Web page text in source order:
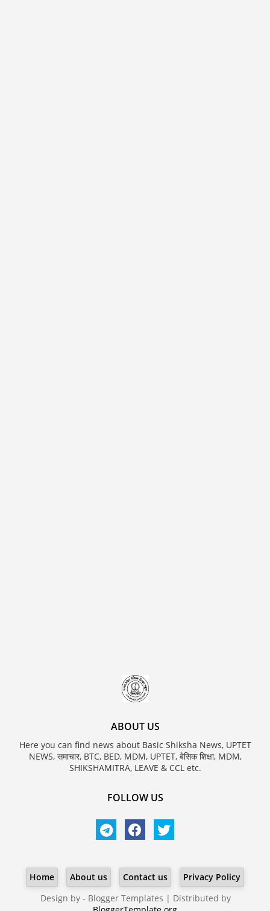
ABOUT US
Here you can find news about Basic Shiksha News, UPTET
NEWS, समाचार, BTC, BED, MDM, UPTET, बेसिक शिक्षा, MDM,
SHIKSHAMITRA, LEAVE & CCL etc.
FOLLOW US
Home About us Contact us
Privacy Policy
Design by - Blogger Templates | Distributed by